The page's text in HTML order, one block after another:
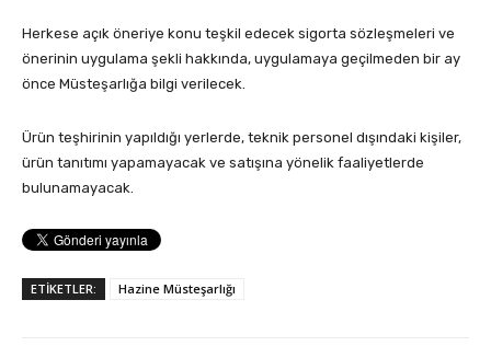
Herkese açık öneriye konu teşkil edecek sigorta sözleşmeleri ve
önerinin uygulama şekli hakkında, uygulamaya geçilmeden bir ay
önce Müsteşarlığa bilgi verilecek.
Ürün teşhirinin yapıldığı yerlerde, teknik personel dışındaki kişiler,
ürün tanıtımı yapamayacak ve satışına yönelik faaliyetlerde
bulunamayacak.
ETİKETLER: Hazine Müsteşarlığı